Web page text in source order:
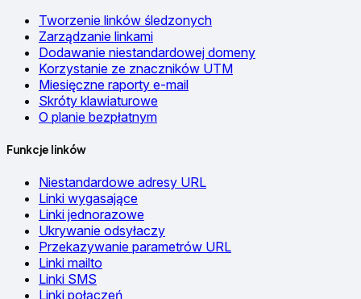
Tworzenie linków śledzonych
Zarządzanie linkami
Dodawanie niestandardowej domeny
Korzystanie ze znaczników UTM
Miesięczne raporty e-mail
Skróty klawiaturowe
O planie bezpłatnym
Funkcje linków
Niestandardowe adresy URL
Linki wygasające
Linki jednorazowe
Ukrywanie odsyłaczy
Przekazywanie parametrów URL
Linki mailto
Linki SMS
Linki połączeń